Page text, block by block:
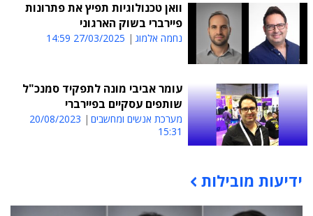
וואן טכנולוגיות תפיץ את פתרונות
פיירברי בשוק הארגוני
נחמה אלמוג 27/03/2025 14:59
עומר אביבי מונה לתפקיד סמנכ"ל
שותפים עסקיים בפיירברי
מערכת אנשים ומחשבים
20/08/2023
15:31
תוכן פרסומי
ידיעות מובילות